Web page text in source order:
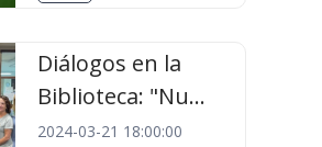
Diálogos en la
Biblioteca: "Nu...
2024-03-21 18:00:00